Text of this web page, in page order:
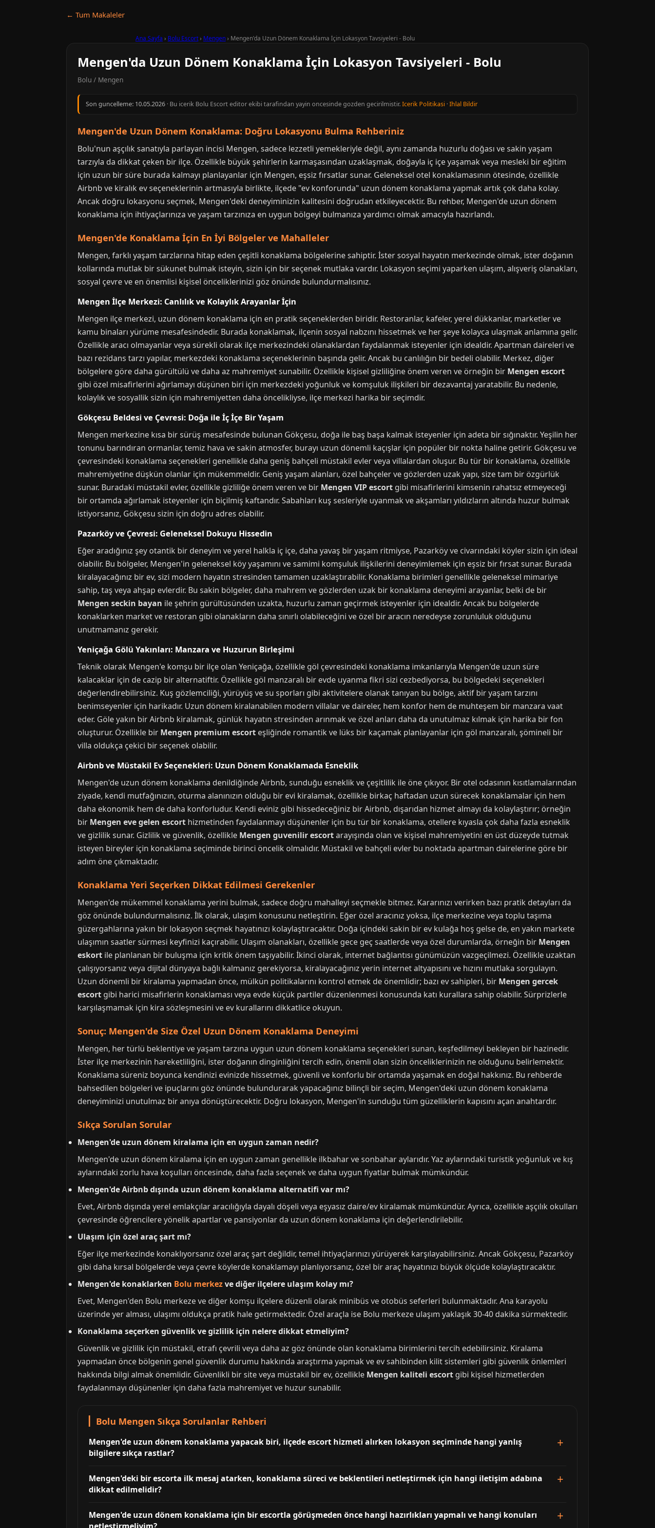
← Tum Makaleler
Ana Sayfa › Bolu Escort› Mengen› Mengen'da Uzun Dönem Konaklama İçin Lokasyon Tavsiyeleri - Bolu
Mengen'da Uzun Dönem Konaklama İçin Lokasyon Tavsiyeleri - Bolu
Bolu / Mengen
Son guncelleme: 10.05.2026 · Bu icerik Bolu Escort editor ekibi tarafindan yayin oncesinde gozden gecirilmistir.Icerik Politikasi ·Ihlal Bildir
Mengen'de Uzun Dönem Konaklama: Doğru Lokasyonu Bulma Rehberiniz
Bolu'nun aşçılık sanatıyla parlayan incisi Mengen, sadece lezzetli yemekleriyle değil, aynı zamanda huzurlu doğası ve sakin yaşam
tarzıyla da dikkat çeken bir ilçe. Özellikle büyük şehirlerin karmaşasından uzaklaşmak, doğayla iç içe yaşamak veya mesleki bir eğitim
için uzun bir süre burada kalmayı planlayanlar için Mengen, eşsiz fırsatlar sunar. Geleneksel otel konaklamasının ötesinde, özellikle
Airbnb ve kiralık ev seçeneklerinin artmasıyla birlikte, ilçede "ev konforunda" uzun dönem konaklama yapmak artık çok daha kolay.
Ancak doğru lokasyonu seçmek, Mengen'deki deneyiminizin kalitesini doğrudan etkileyecektir. Bu rehber, Mengen'de uzun dönem
konaklama için ihtiyaçlarınıza ve yaşam tarzınıza en uygun bölgeyi bulmanıza yardımcı olmak amacıyla hazırlandı.
Mengen'de Konaklama İçin En İyi Bölgeler ve Mahalleler
Mengen, farklı yaşam tarzlarına hitap eden çeşitli konaklama bölgelerine sahiptir. İster sosyal hayatın merkezinde olmak, ister doğanın
kollarında mutlak bir sükunet bulmak isteyin, sizin için bir seçenek mutlaka vardır. Lokasyon seçimi yaparken ulaşım, alışveriş olanakları,
sosyal çevre ve en önemlisi kişisel önceliklerinizi göz önünde bulundurmalısınız.
Mengen İlçe Merkezi: Canlılık ve Kolaylık Arayanlar İçin
Mengen ilçe merkezi, uzun dönem konaklama için en pratik seçeneklerden biridir. Restoranlar, kafeler, yerel dükkanlar, marketler ve
kamu binaları yürüme mesafesindedir. Burada konaklamak, ilçenin sosyal nabzını hissetmek ve her şeye kolayca ulaşmak anlamına gelir.
Özellikle aracı olmayanlar veya sürekli olarak ilçe merkezindeki olanaklardan faydalanmak isteyenler için idealdir. Apartman daireleri ve
bazı rezidans tarzı yapılar, merkezdeki konaklama seçeneklerinin başında gelir. Ancak bu canlılığın bir bedeli olabilir. Merkez, diğer
bölgelere göre daha gürültülü ve daha az mahremiyet sunabilir. Özellikle kişisel gizliliğine önem veren ve örneğin bir Mengen escort
gibi özel misafirlerini ağırlamayı düşünen biri için merkezdeki yoğunluk ve komşuluk ilişkileri bir dezavantaj yaratabilir. Bu nedenle,
kolaylık ve sosyallik sizin için mahremiyetten daha öncelikliyse, ilçe merkezi harika bir seçimdir.
Gökçesu Beldesi ve Çevresi: Doğa ile İç İçe Bir Yaşam
Mengen merkezine kısa bir sürüş mesafesinde bulunan Gökçesu, doğa ile baş başa kalmak isteyenler için adeta bir sığınaktır. Yeşilin her
tonunu barındıran ormanlar, temiz hava ve sakin atmosfer, burayı uzun dönemli kaçışlar için popüler bir nokta haline getirir. Gökçesu ve
çevresindeki konaklama seçenekleri genellikle daha geniş bahçeli müstakil evler veya villalardan oluşur. Bu tür bir konaklama, özellikle
mahremiyetine düşkün olanlar için mükemmeldir. Geniş yaşam alanları, özel bahçeler ve gözlerden uzak yapı, size tam bir özgürlük
sunar. Buradaki müstakil evler, özellikle gizliliğe önem veren ve bir Mengen VIP escort gibi misafirlerini kimsenin rahatsız etmeyeceği
bir ortamda ağırlamak isteyenler için biçilmiş kaftandır. Sabahları kuş sesleriyle uyanmak ve akşamları yıldızların altında huzur bulmak
istiyorsanız, Gökçesu sizin için doğru adres olabilir.
Pazarköy ve Çevresi: Geleneksel Dokuyu Hissedin
Eğer aradığınız şey otantik bir deneyim ve yerel halkla iç içe, daha yavaş bir yaşam ritmiyse, Pazarköy ve civarındaki köyler sizin için ideal
olabilir. Bu bölgeler, Mengen'in geleneksel köy yaşamını ve samimi komşuluk ilişkilerini deneyimlemek için eşsiz bir fırsat sunar. Burada
kiralayacağınız bir ev, sizi modern hayatın stresinden tamamen uzaklaştırabilir. Konaklama birimleri genellikle geleneksel mimariye
sahip, taş veya ahşap evlerdir. Bu sakin bölgeler, daha mahrem ve gözlerden uzak bir konaklama deneyimi arayanlar, belki de bir
Mengen seckin bayan ile şehrin gürültüsünden uzakta, huzurlu zaman geçirmek isteyenler için idealdir. Ancak bu bölgelerde
konaklarken market ve restoran gibi olanakların daha sınırlı olabileceğini ve özel bir aracın neredeyse zorunluluk olduğunu
unutmamanız gerekir.
Yeniçağa Gölü Yakınları: Manzara ve Huzurun Birleşimi
Teknik olarak Mengen'e komşu bir ilçe olan Yeniçağa, özellikle göl çevresindeki konaklama imkanlarıyla Mengen'de uzun süre
kalacaklar için de cazip bir alternatiftir. Özellikle göl manzaralı bir evde uyanma fikri sizi cezbediyorsa, bu bölgedeki seçenekleri
değerlendirebilirsiniz. Kuş gözlemciliği, yürüyüş ve su sporları gibi aktivitelere olanak tanıyan bu bölge, aktif bir yaşam tarzını
benimseyenler için harikadır. Uzun dönem kiralanabilen modern villalar ve daireler, hem konfor hem de muhteşem bir manzara vaat
eder. Göle yakın bir Airbnb kiralamak, günlük hayatın stresinden arınmak ve özel anları daha da unutulmaz kılmak için harika bir fon
oluşturur. Özellikle bir Mengen premium escort eşliğinde romantik ve lüks bir kaçamak planlayanlar için göl manzaralı, şömineli bir
villa oldukça çekici bir seçenek olabilir.
Airbnb ve Müstakil Ev Seçenekleri: Uzun Dönem Konaklamada Esneklik
Mengen'de uzun dönem konaklama denildiğinde Airbnb, sunduğu esneklik ve çeşitlilik ile öne çıkıyor. Bir otel odasının kısıtlamalarından
ziyade, kendi mutfağınızın, oturma alanınızın olduğu bir evi kiralamak, özellikle birkaç haftadan uzun sürecek konaklamalar için hem
daha ekonomik hem de daha konforludur. Kendi eviniz gibi hissedeceğiniz bir Airbnb, dışarıdan hizmet almayı da kolaylaştırır; örneğin
bir Mengen eve gelen escort hizmetinden faydalanmayı düşünenler için bu tür bir konaklama, otellere kıyasla çok daha fazla esneklik
ve gizlilik sunar. Gizlilik ve güvenlik, özellikle Mengen guvenilir escortarayışında olan ve kişisel mahremiyetini en üst düzeyde tutmak
isteyen bireyler için konaklama seçiminde birinci öncelik olmalıdır. Müstakil ve bahçeli evler bu noktada apartman dairelerine göre bir
adım öne çıkmaktadır.
Konaklama Yeri Seçerken Dikkat Edilmesi Gerekenler
Mengen'de mükemmel konaklama yerini bulmak, sadece doğru mahalleyi seçmekle bitmez. Kararınızı verirken bazı pratik detayları da
göz önünde bulundurmalısınız. İlk olarak, ulaşım konusunu netleştirin. Eğer özel aracınız yoksa, ilçe merkezine veya toplu taşıma
güzergahlarına yakın bir lokasyon seçmek hayatınızı kolaylaştıracaktır. Doğa içindeki sakin bir ev kulağa hoş gelse de, en yakın markete
ulaşımın saatler sürmesi keyfinizi kaçırabilir. Ulaşım olanakları, özellikle gece geç saatlerde veya özel durumlarda, örneğin bir Mengen
eskort ile planlanan bir buluşma için kritik önem taşıyabilir. İkinci olarak, internet bağlantısı günümüzün vazgeçilmezi. Özellikle uzaktan
çalışıyorsanız veya dijital dünyaya bağlı kalmanız gerekiyorsa, kiralayacağınız yerin internet altyapısını ve hızını mutlaka sorgulayın.
Uzun dönemli bir kiralama yapmadan önce, mülkün politikalarını kontrol etmek de önemlidir; bazı ev sahipleri, bir Mengen gercek
escort gibi harici misafirlerin konaklaması veya evde küçük partiler düzenlenmesi konusunda katı kurallara sahip olabilir. Sürprizlerle
karşılaşmamak için kira sözleşmesini ve ev kurallarını dikkatlice okuyun.
Sonuç: Mengen'de Size Özel Uzun Dönem Konaklama Deneyimi
Mengen, her türlü beklentiye ve yaşam tarzına uygun uzun dönem konaklama seçenekleri sunan, keşfedilmeyi bekleyen bir hazinedir.
İster ilçe merkezinin hareketliliğini, ister doğanın dinginliğini tercih edin, önemli olan sizin önceliklerinizin ne olduğunu belirlemektir.
Konaklama süreniz boyunca kendinizi evinizde hissetmek, güvenli ve konforlu bir ortamda yaşamak en doğal hakkınız. Bu rehberde
bahsedilen bölgeleri ve ipuçlarını göz önünde bulundurarak yapacağınız bilinçli bir seçim, Mengen'deki uzun dönem konaklama
deneyiminizi unutulmaz bir anıya dönüştürecektir. Doğru lokasyon, Mengen'in sunduğu tüm güzelliklerin kapısını açan anahtardır.
Sıkça Sorulan Sorular
Mengen'de uzun dönem kiralama için en uygun zaman nedir?
Mengen'de uzun dönem kiralama için en uygun zaman genellikle ilkbahar ve sonbahar aylarıdır. Yaz aylarındaki turistik yoğunluk ve kış
aylarındaki zorlu hava koşulları öncesinde, daha fazla seçenek ve daha uygun fiyatlar bulmak mümkündür.
Mengen'de Airbnb dışında uzun dönem konaklama alternatifi var mı?
Evet, Airbnb dışında yerel emlakçılar aracılığıyla dayalı döşeli veya eşyasız daire/ev kiralamak mümkündür. Ayrıca, özellikle aşçılık okulları
çevresinde öğrencilere yönelik apartlar ve pansiyonlar da uzun dönem konaklama için değerlendirilebilir.
Ulaşım için özel araç şart mı?
Eğer ilçe merkezinde konaklıyorsanız özel araç şart değildir, temel ihtiyaçlarınızı yürüyerek karşılayabilirsiniz. Ancak Gökçesu, Pazarköy
gibi daha kırsal bölgelerde veya çevre köylerde konaklamayı planlıyorsanız, özel bir araç hayatınızı büyük ölçüde kolaylaştıracaktır.
Mengen'de konaklarken Bolu merkezve diğer ilçelere ulaşım kolay mı?
Evet, Mengen'den Bolu merkeze ve diğer komşu ilçelere düzenli olarak minibüs ve otobüs seferleri bulunmaktadır. Ana karayolu
üzerinde yer alması, ulaşımı oldukça pratik hale getirmektedir. Özel araçla ise Bolu merkeze ulaşım yaklaşık 30-40 dakika sürmektedir.
Konaklama seçerken güvenlik ve gizlilik için nelere dikkat etmeliyim?
Güvenlik ve gizlilik için müstakil, etrafı çevrili veya daha az göz önünde olan konaklama birimlerini tercih edebilirsiniz. Kiralama
yapmadan önce bölgenin genel güvenlik durumu hakkında araştırma yapmak ve ev sahibinden kilit sistemleri gibi güvenlik önlemleri
hakkında bilgi almak önemlidir. Güvenlikli bir site veya müstakil bir ev, özellikle Mengen kaliteli escort gibi kişisel hizmetlerden
faydalanmayı düşünenler için daha fazla mahremiyet ve huzur sunabilir.
Bolu Mengen Sıkça Sorulanlar Rehberi
Mengen'de uzun dönem konaklama yapacak biri, ilçede escort hizmeti alırken lokasyon seçiminde hangi yanlış
bilgilere sıkça rastlar?
Mengen'deki bir escorta ilk mesaj atarken, konaklama süreci ve beklentileri netleştirmek için hangi iletişim adabına
dikkat edilmelidir?
Mengen'de uzun dönem konaklama için bir escortla görüşmeden önce hangi hazırlıkları yapmalı ve hangi konuları